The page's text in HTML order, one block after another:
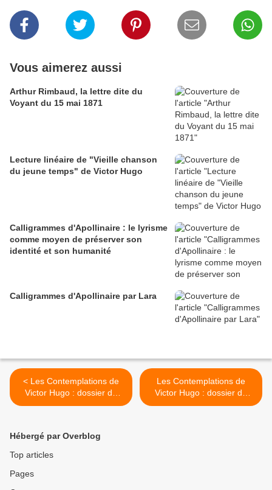
Vous aimerez aussi
Arthur Rimbaud, la lettre dite du
Voyant du 15 mai 1871
Lecture linéaire de "Vieille chanson
du jeune temps" de Victor Hugo
Calligrammes d'Apollinaire : le lyrisme
comme moyen de préserver son
identité et son humanité
Calligrammes d'Apollinaire par Lara
< Les Contemplations de
Victor Hugo : dossier de
lecture réalisé par Anaëlle.
Les Contemplations de
Victor Hugo : dossier de
lecture de Chloé en
Hébergé par Overblog
Top articles
Pages